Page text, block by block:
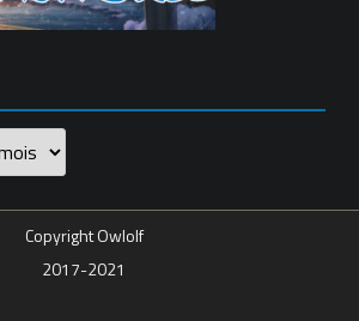
Copyright Owlolf
2017-2021